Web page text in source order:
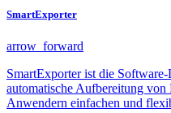
SmartExporter
arrow_forward
SmartExporter ist die
automatische Aufbereitung
Anwendern einfachen und